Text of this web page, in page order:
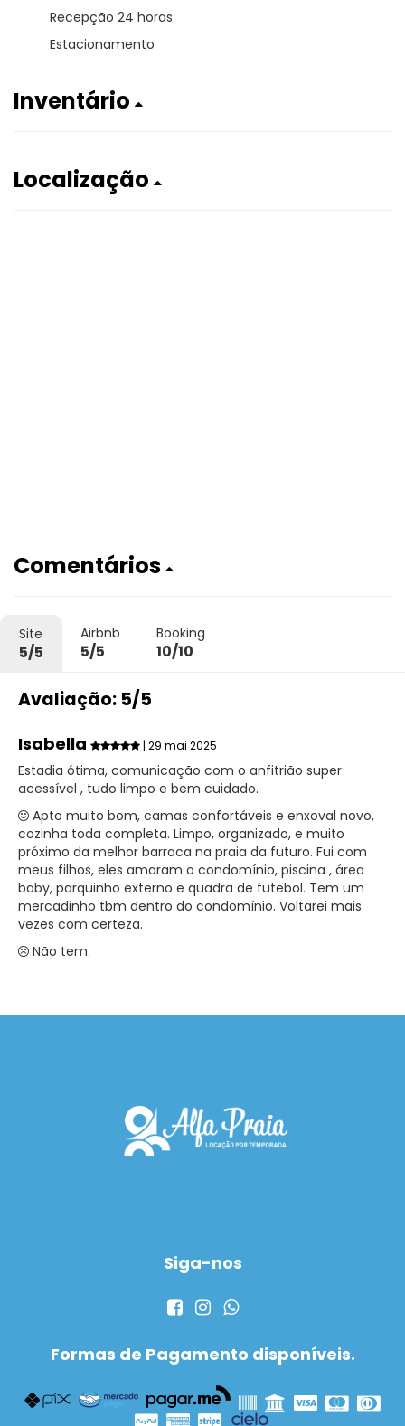
Recepção 24 horas
Estacionamento
Inventário
Localização
Comentários
Site
5/5
Airbnb
5/5
Booking
10/10
Avaliação: 5/5
Isabella | 29 mai 2025
Estadia ótima, comunicação com o anfitrião super
acessível , tudo limpo e bem cuidado.
Apto muito bom, camas confortáveis e enxoval novo,
cozinha toda completa. Limpo, organizado, e muito
próximo da melhor barraca na praia da futuro. Fui com
meus filhos, eles amaram o condomínio, piscina , área
baby, parquinho externo e quadra de futebol. Tem um
mercadinho tbm dentro do condomínio. Voltarei mais
vezes com certeza.
Não tem.
Siga-nos
Formas de Pagamento disponíveis.